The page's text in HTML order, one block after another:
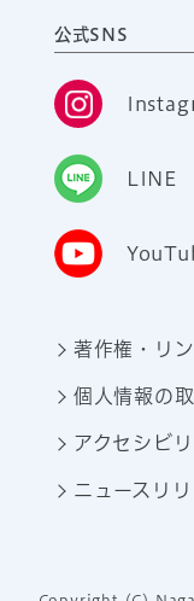
公式SNS
LINE
著作権・リ
個人情報の
アクセシビ
ニュースリリ